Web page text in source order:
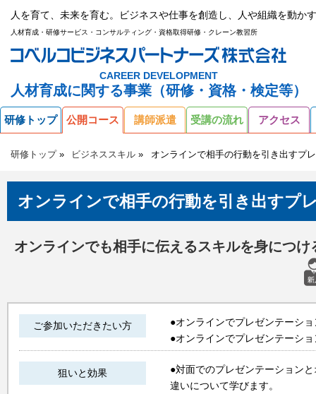
人を育て、未来を育む。ビジネスや仕事を創造し、人や組織を動か
人材育成・研修サービス・コンサルティング・資格取得研修・クレーン教習所
CAREER DEVELOPMENT
人材育成に関する事業（研修・資格・検定等）
研修トップ 公開コース 講師派遣 受講の流れ アクセス
研修トップ ビジネススキル オンラインで相手の行動を引き出すプ
オンラインで相手の行動を引き出すプ
オンラインでも相手に伝えるスキルを身につけ
ご参加いただきたい方
●オンラインでプレゼンテーシ
●オンラインでプレゼンテーシ
狙いと効果
●対面でのプレゼンテーション
違いについて学びます。